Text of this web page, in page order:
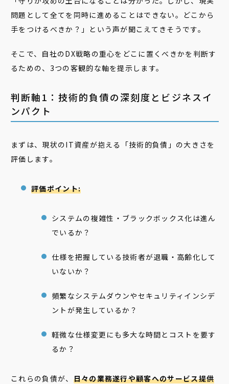
問題として全てを同時に進めることはできない。どこから
手をつけるべきか？」という声が聞こえてきそうです。
そこで、自社のDX戦略の重心をどこに置くべきかを判断す
るための、3つの客観的な軸を提示します。
判断軸1：技術的負債の深刻度とビジネスイ
ンパクト
まずは、現状のIT資産が抱える「技術的負債」の大きさを
評価します。
評価ポイント:
システムの複雑性・ブラックボックス化は進ん
でいるか？
仕様を把握している技術者が退職・高齢化して
いないか？
頻繁なシステムダウンやセキュリティインシデ
ントが発生しているか？
軽微な仕様変更にも多大な時間とコストを要す
るか？
これらの負債が、 日々の業務遂行や顧客へのサービス提供